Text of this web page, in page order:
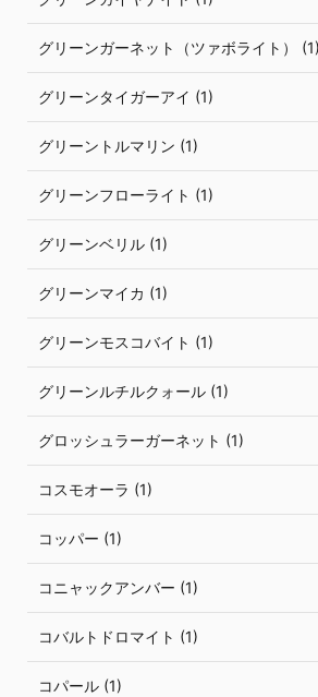
グリーンガーネット（ツァボライト） (1)
グリーンタイガーアイ (1)
グリーントルマリン (1)
グリーンフローライト (1)
グリーンベリル (1)
グリーンマイカ (1)
グリーンモスコバイト (1)
グリーンルチルクォール (1)
グロッシュラーガーネット (1)
コスモオーラ (1)
コッパー (1)
コニャックアンバー (1)
コバルトドロマイト (1)
コパール (1)